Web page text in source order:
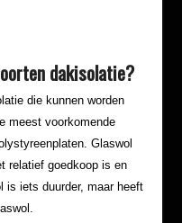
dakisolatie?
die kunnen worden
meest voorkomende
Glaswol
relatief goedkoop is en
is iets duurder, maar heeft